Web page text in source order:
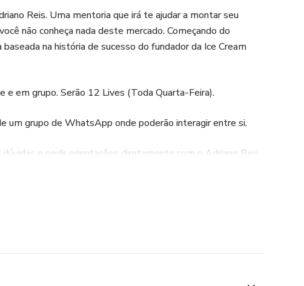
Reis. Uma mentoria que irá te ajudar a montar seu
não conheça nada deste mercado. Começando do
na história de sucesso do fundador da Ice Cream
e em grupo. Serão 12 Lives (Toda Quarta-Feira).
um grupo de WhatsApp onde poderão interagir entre si.
e pedir orientações diretamente com o Adriano Reis